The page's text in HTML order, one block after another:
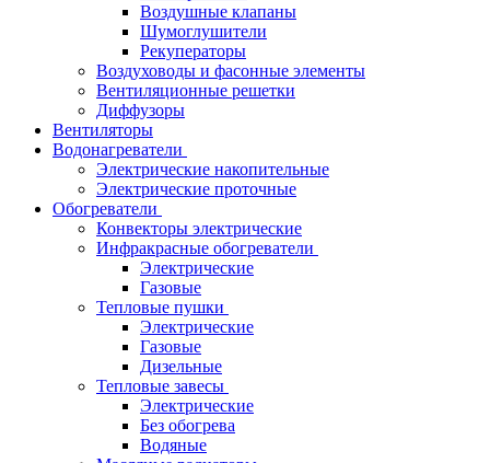
Воздушные клапаны
Шумоглушители
Рекуператоры
Воздуховоды и фасонные элементы
Вентиляционные решетки
Диффузоры
Вентиляторы
Водонагреватели
Электрические накопительные
Электрические проточные
Обогреватели
Конвекторы электрические
Инфракрасные обогреватели
Электрические
Газовые
Тепловые пушки
Электрические
Газовые
Дизельные
Тепловые завесы
Электрические
Без обогрева
Водяные